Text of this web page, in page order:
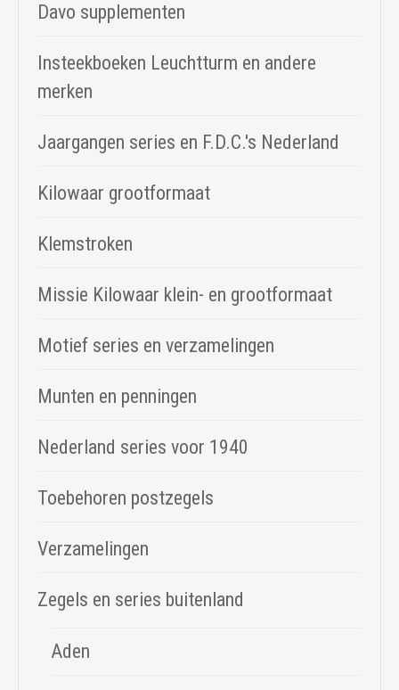
Davo supplementen
Insteekboeken Leuchtturm en andere
merken
Jaargangen series en F.D.C.'s Nederland
Kilowaar grootformaat
Klemstroken
Missie Kilowaar klein- en grootformaat
Motief series en verzamelingen
Munten en penningen
Nederland series voor 1940
Toebehoren postzegels
Verzamelingen
Zegels en series buitenland
Aden